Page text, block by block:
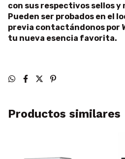
con sus respectivos sellos y
Pueden ser probados en el
previa contactándonos por
tu nueva esencia favorita.
Productos similares